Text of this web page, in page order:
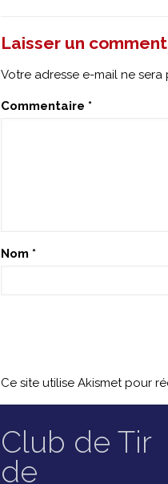
Laisser un
Votre adresse e-mail ne sera
Commentaire *
Nom *
Ce site utilise Akismet pour
Club de Tir
de